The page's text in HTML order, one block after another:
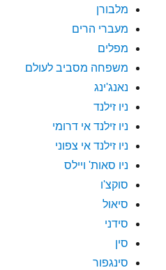
מלבורן
מעברי הרים
מפלים
משפחה מסביב לעולם
נאנג'ינג
ניו זילנד
ניו זילנד אי דרומי
ניו זילנד אי צפוני
ניו סאות' ויילס
סוקצ'ו
סיאול
סידני
סין
סינגפור